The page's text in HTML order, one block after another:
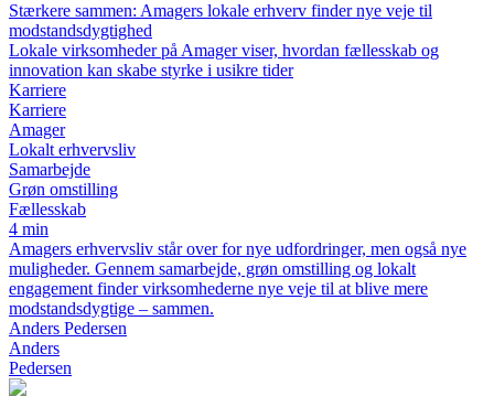
Stærkere sammen: Amagers lokale erhverv finder nye veje til
modstandsdygtighed
Lokale virksomheder på Amager viser, hvordan fællesskab og
innovation kan skabe styrke i usikre tider
Karriere
Karriere
Amager
Lokalt erhvervsliv
Samarbejde
Grøn omstilling
Fællesskab
4 min
Amagers erhvervsliv står over for nye udfordringer, men også nye
muligheder. Gennem samarbejde, grøn omstilling og lokalt
engagement finder virksomhederne nye veje til at blive mere
modstandsdygtige – sammen.
Anders Pedersen
Anders
Pedersen